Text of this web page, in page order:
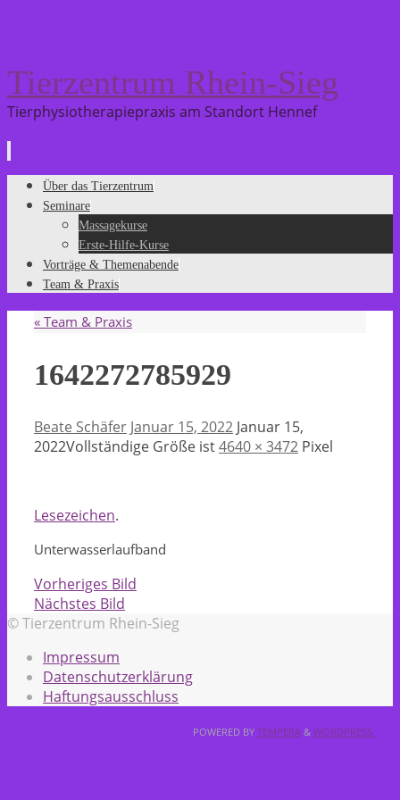
Tierzentrum Rhein-Sieg
Tierphysiotherapiepraxis am Standort Hennef
Zum
Inhalt
springen
Über das Tierzentrum
Seminare
Massagekurse
Erste-Hilfe-Kurse
Vorträge & Themenabende
Team & Praxis
« Team & Praxis
1642272785929
Beate Schäfer Januar 15, 2022 Januar 15,
2022Vollständige Größe ist4640 × 3472 Pixel
Lesezeichen.
Unterwasserlaufband
Vorheriges Bild
Nächstes Bild
© Tierzentrum Rhein-Sieg
Impressum
Datenschutzerklärung
Haftungsausschluss
POWERED BY TEMPERA & WORDPRESS.